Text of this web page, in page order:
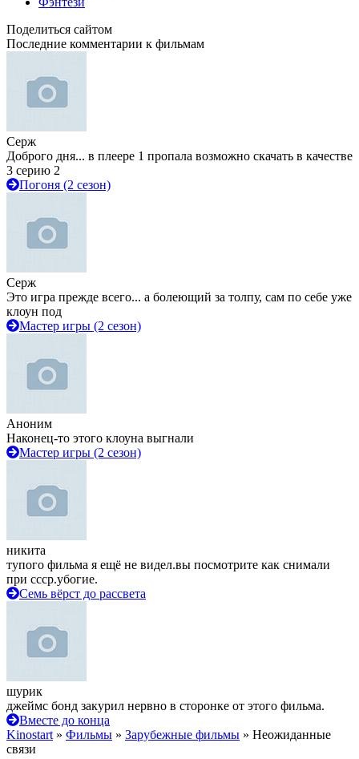
Поделиться сайтом
Последние комментарии к фильмам
Серж
Доброго дня... в плеере 1 пропала возможно скачать в качестве
3 серию 2
Погоня (2 сезон)
Серж
Это игра прежде всего... а болеющий за толпу, сам по себе уже
клоун под
Мастер игры (2 сезон)
Аноним
Наконец-то этого клоуна выгнали
Мастер игры (2 сезон)
никита
тупого фильма я ещё не видел.вы посмотрите как снимали
при ссср.убогие.
Семь вёрст до рассвета
шурик
джеймс бонд закурил нервно в сторонке от этого фильма.
Вместе до конца
Kinostart » Фильмы » Зарубежные фильмы » Неожиданные
связи